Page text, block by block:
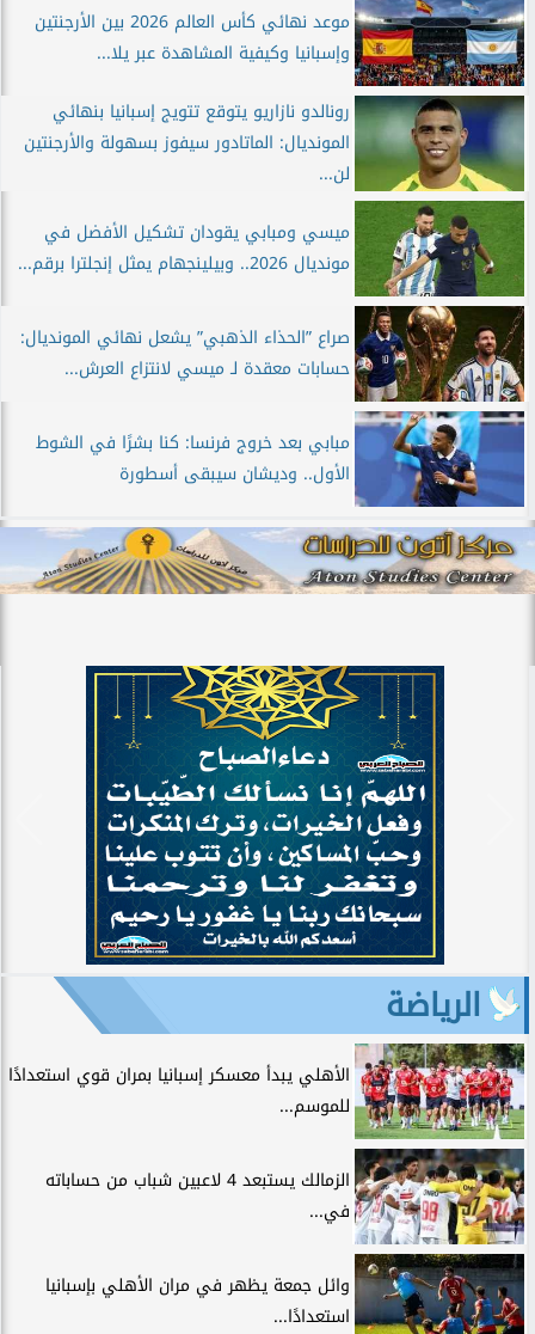
موعد نهائي كأس العالم 2026 بين الأرجنتين
وإسبانيا وكيفية المشاهدة عبر يلا...
رونالدو نازاريو يتوقع تتويج إسبانيا بنهائي
المونديال: الماتادور سيفوز بسهولة والأرجنتين
لن...
ميسي ومبابي يقودان تشكيل الأفضل في
مونديال 2026.. وبيلينجهام يمثل إنجلترا برقم...
صراع ”الحذاء الذهبي” يشعل نهائي المونديال:
حسابات معقدة لـ ميسي لانتزاع العرش...
مبابي بعد خروج فرنسا: كنا بشرًا في الشوط
الأول.. وديشان سيبقى أسطورة
الرياضة
الأهلي يبدأ معسكر إسبانيا بمران قوي استعدادًا
للموسم...
الزمالك يستبعد 4 لاعبين شباب من حساباته
في...
وائل جمعة يظهر في مران الأهلي بإسبانيا
استعدادًا...